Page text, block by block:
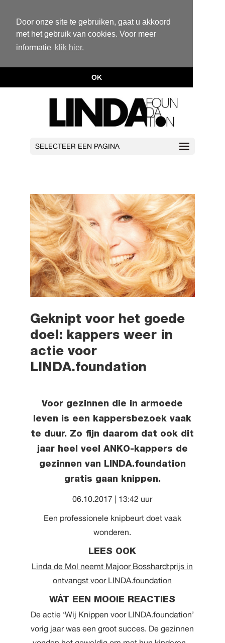
Door onze site te gebruiken, gaat u akkoord
met het gebruik van cookies. Voor meer
informatie klik hier.
OK
SELECTEER EEN PAGINA
Geknipt voor het goede
doel: kappers weer in
actie voor
LINDA.foundation
Voor gezinnen die in armoede
leven is een kappersbezoek vaak
te duur. Zo fijn daarom dat ook dit
jaar heel veel ANKO-kappers de
gezinnen van LINDA.foundation
gratis gaan knippen.
06.10.2017 | 13:42 uur
Een professionele knipbeurt doet vaak
wonderen.
LEES OOK
Linda de Mol neemt Majoor Bosshardtprijs in
ontvangst voor LINDA.foundation
WÁT EEN MOOIE REACTIES
De actie ‘Wij Knippen voor LINDA.foundation’
vorig jaar was een groot succes. De gezinnen